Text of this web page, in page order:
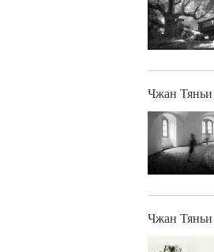
Чжан Тяньи
Чжан Тяньи